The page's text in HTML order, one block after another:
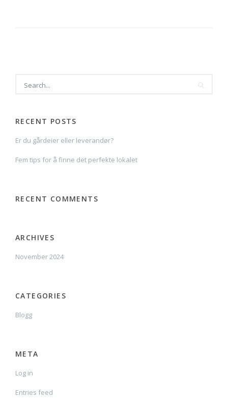
RECENT POSTS
Er du gårdeier eller leverandør?
Fem tips for å finne det perfekte lokalet
RECENT COMMENTS
ARCHIVES
November 2024
CATEGORIES
Blogg
META
Log in
Entries feed